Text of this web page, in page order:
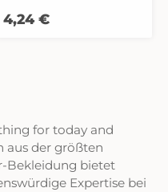
RIS-3279/TOM
Regulärer Preis:
4,24 €
for today and
aus der größten
Bekleidung bietet
Expertise bei